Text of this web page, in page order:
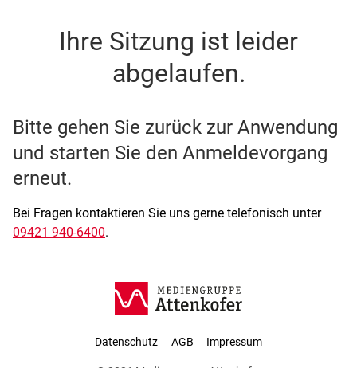
SSO Single-Sign-On der
Ihre Sitzung ist leider
abgelaufen.
Bitte gehen Sie zurück zur Anwendung
und starten Sie den Anmeldevorgang
erneut.
Bei Fragen kontaktieren Sie uns gerne telefonisch unter
09421 940-6400.
Datenschutz AGB Impressum